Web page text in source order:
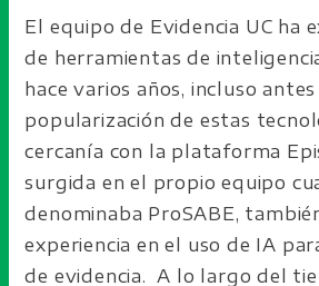
El equipo de Evidencia UC ha
de herramientas de
hace varios años, incluso
popularización de estas
cercanía con la plataforma
surgida en el propio equipo
denominaba ProSABE,
experiencia en el uso de IA
de evidencia. A lo largo del